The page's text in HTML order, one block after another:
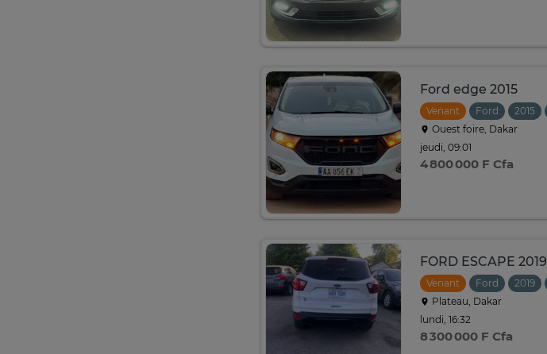
Ford edge 2015
Venant Ford 2015
Ouest foire, Dakar
jeudi, 09:01
4 800 000 F Cfa
FORD ESCAPE 2019
Venant Ford 2019
Plateau, Dakar
lundi, 16:32
8 300 000 F Cfa